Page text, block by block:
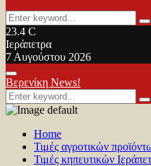
Search
for:
23.4 C
Ιεράπετρα
7 Αυγούστου 2026
Facebook
Twitter
Youtube
Primary
Menu
Βερενίκη News!
Search
for:
Home
Τιμές αγροτικών
Τιμές κηπευτικών